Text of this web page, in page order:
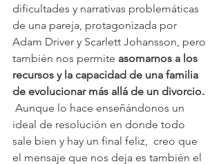
dificultades y narrativas problemáticas
de una pareja, protagonizada por
Adam Driver y Scarlett Johansson, pero
también nos permite asomarnos a los
recursos y la capacidad de una familia
de evolucionar más allá de un divorcio.
Aunque lo hace enseñándonos un
ideal de resolución en donde todo
sale bien y hay un final feliz,  creo que
el mensaje que nos deja es también el